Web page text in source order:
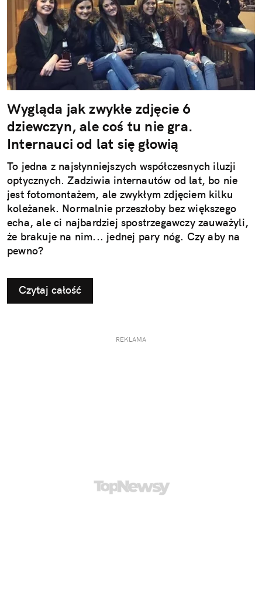
Wygląda jak zwykłe zdjęcie 6
dziewczyn, ale coś tu nie gra.
Internauci od lat się głowią
To jedna z najsłynniejszych współczesnych iluzji
optycznych. Zadziwia internautów od lat, bo nie
jest fotomontażem, ale zwykłym zdjęciem kilku
koleżanek. Normalnie przeszłoby bez większego
echa, ale ci najbardziej spostrzegawczy zauważyli,
że brakuje na nim... jednej pary nóg. Czy aby na
pewno?
Czytaj całość
REKLAMA